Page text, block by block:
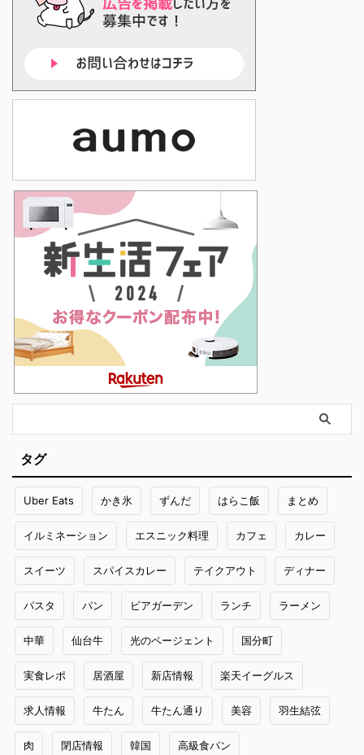
タグ
Uber Eats かき氷 ずんだ はらこ飯 まとめ
イルミネーション エスニック料理 カフェ カレー
スイーツ スパイスカレー テイクアウト ディナー
パスタ パン ビアガーデン ランチ ラーメン
中華 仙台牛 光のページェント 国分町
実食レポ 居酒屋 新店情報 楽天イーグルス
求人情報 牛たん 牛たん通り 美容 羽生結弦
肉 閉店情報 韓国 高級食パン